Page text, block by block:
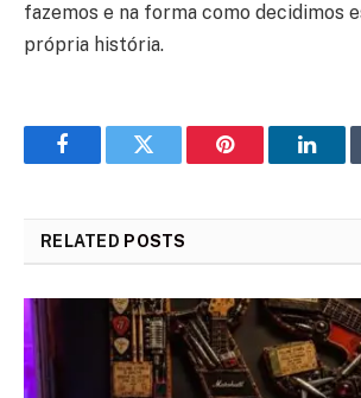
fazemos e na forma como decidimos
própria história.
FacebookTwitter Pinterest
RELATED POSTS